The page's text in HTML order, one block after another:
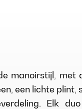
manoirstijl, met
een lichte plint,
Elk